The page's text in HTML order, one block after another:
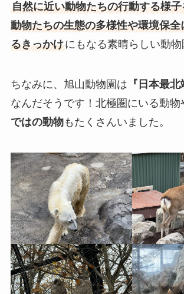
自然に近い動物たちの行動する様
動物たちの生態の多様性や環境保全
るきっかけにもなる素晴らしい動物
ちなみに、旭山動物園は 『日本最北
なんだそうです！北極圏にいる動物
ではの動物もたくさんいました。